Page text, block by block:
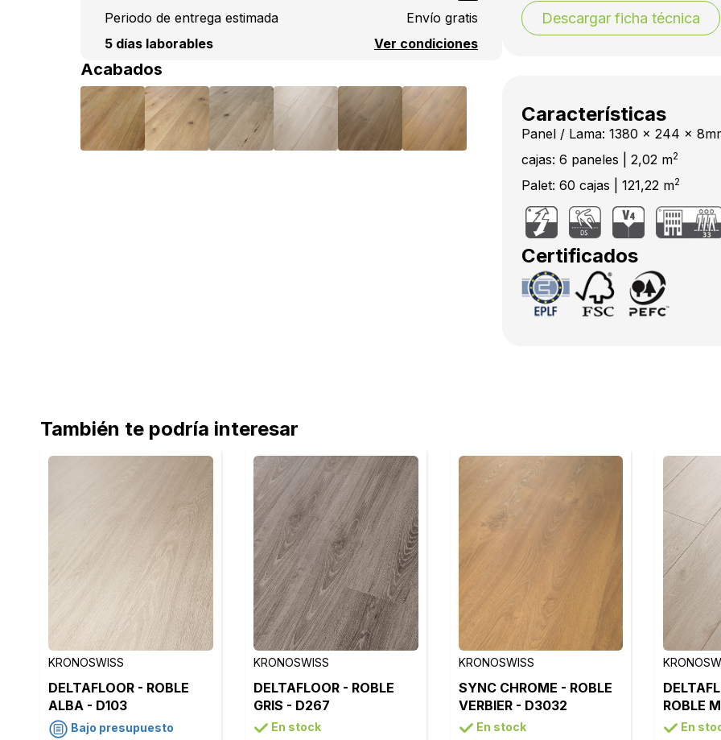
Periodo de entrega estimada
5 días laborables
Envío gratis
Ver condiciones
Acabados
Descargar ficha técnica
Características
Panel / Lama: 1380 x 244 x
cajas: 6 paneles | 2,02 m2
Palet: 60 cajas | 121,22 m2
Certificados
También te podría interesar
KRONOSWISS
DELTAFLOOR - ROBLE
ALBA - D103
Bajo presupuesto
KRONOSWISS
DELTAFLOOR - ROBLE
GRIS - D267
En stock
KRONOSWISS
SYNC CHROME - ROBLE
VERBIER - D3032
En stock
ROBLE
En